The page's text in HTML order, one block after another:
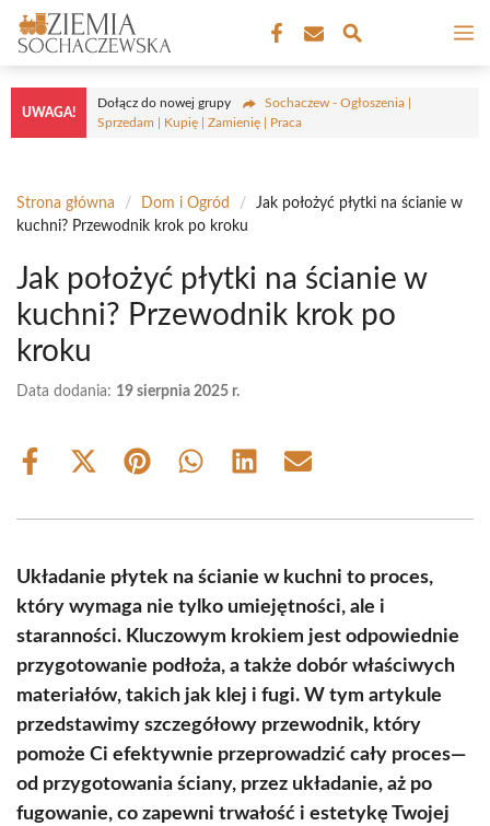
Przejdź
do
treści
UWAGA!
Dołącz do nowej grupy
Sochaczew - Ogłoszenia |
Sprzedam | Kupię | Zamienię | Praca
Strona główna / Dom i Ogród /
Jak położyć płytki na ścianie w
kuchni? Przewodnik krok po kroku
Jak położyć płytki na ścianie w
kuchni? Przewodnik krok po
kroku
Data dodania: 19 sierpnia 2025 r.
Share
Share
(Twitter)
Share Share Share Share
Układanie płytek na ścianie w kuchni to proces,
który wymaga nie tylko umiejętności, ale i
staranności. Kluczowym krokiem jest odpowiednie
przygotowanie podłoża, a także dobór właściwych
materiałów, takich jak klej i fugi. W tym artykule
przedstawimy szczegółowy przewodnik, który
pomoże Ci efektywnie przeprowadzić cały proces—
od przygotowania ściany, przez układanie, aż po
fugowanie, co zapewni trwałość i estetykę Twojej